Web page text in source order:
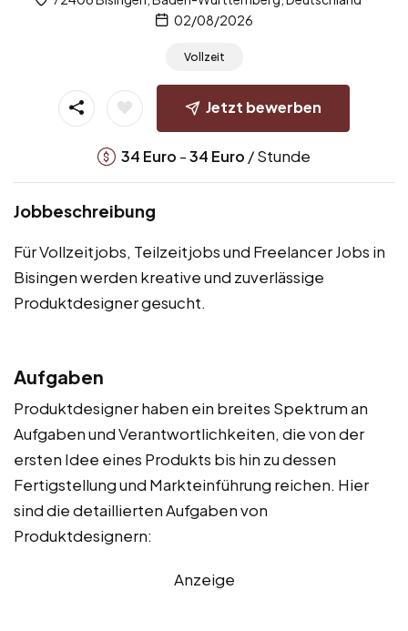
02/08/2026
Vollzeit
Jetzt bewerben
34 Euro -34 Euro / Stunde
Jobbeschreibung
Für Vollzeitjobs, Teilzeitjobs und Freelancer Jobs in
Bisingen werden kreative und zuverlässige
Produktdesigner gesucht.
Aufgaben
Produktdesigner haben ein breites Spektrum an
Aufgaben und Verantwortlichkeiten, die von der
ersten Idee eines Produkts bis hin zu dessen
Fertigstellung und Markteinführung reichen. Hier
sind die detaillierten Aufgaben von
Produktdesignern:
Anzeige